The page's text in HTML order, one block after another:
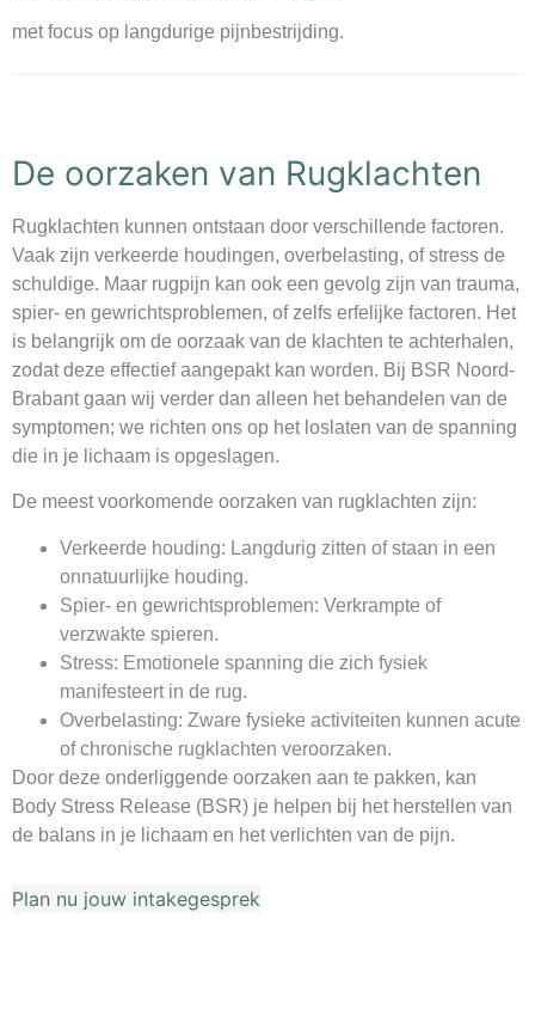
met focus op langdurige pijnbestrijding.
De oorzaken van Rugklachten
Rugklachten kunnen ontstaan door verschillende factoren.
Vaak zijn verkeerde houdingen, overbelasting, of stress de
schuldige. Maar rugpijn kan ook een gevolg zijn van trauma,
spier- en gewrichtsproblemen, of zelfs erfelijke factoren. Het
is belangrijk om de oorzaak van de klachten te achterhalen,
zodat deze effectief aangepakt kan worden. Bij BSR Noord-
Brabant gaan wij verder dan alleen het behandelen van de
symptomen; we richten ons op het loslaten van de spanning
die in je lichaam is opgeslagen.
De meest voorkomende oorzaken van rugklachten zijn:
Verkeerde houding: Langdurig zitten of staan in een
onnatuurlijke houding.
Spier- en gewrichtsproblemen: Verkrampte of
verzwakte spieren.
Stress: Emotionele spanning die zich fysiek
manifesteert in de rug.
Overbelasting: Zware fysieke activiteiten kunnen acute
of chronische rugklachten veroorzaken.
Door deze onderliggende oorzaken aan te pakken, kan
Body Stress Release (BSR) je helpen bij het herstellen van
de balans in je lichaam en het verlichten van de pijn.
Plan nu jouw intakegesprek